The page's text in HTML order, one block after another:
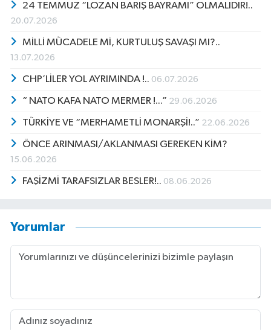
24 TEMMUZ “LOZAN BARIŞ BAYRAMI” OLMALIDIR!..
20.07.2026
MİLLİ MÜCADELE Mİ, KURTULUŞ SAVAŞI MI?..
13.07.2026
CHP’LİLER YOL AYRIMINDA !.. 06.07.2026
“ NATO KAFA NATO MERMER !...” 29.06.2026
TÜRKİYE VE “MERHAMETLİ MONARŞİ!..” 22.06.2026
ÖNCE ARINMASI/AKLANMASI GEREKEN KİM?
15.06.2026
FAŞİZMİ TARAFSIZLAR BESLER!.. 08.06.2026
Yorumlar